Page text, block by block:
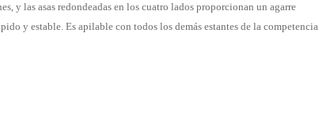
y las asas redondeadas en los cuatro lados proporcionan un agarre
y estable. Es apilable con todos los demás estantes de la competencia